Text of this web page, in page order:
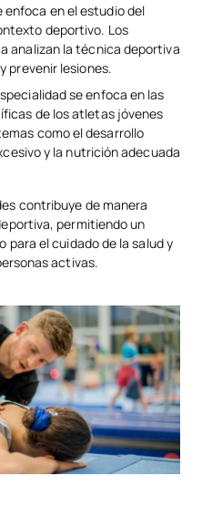
enfoca en el estudio del
deportivo. Los
analizan la técnica deportiva
prevenir lesiones.
se enfoca en las
de los atletas jóvenes
como el desarrollo
y la nutrición adecuada
contribuye de manera
permitiendo un
para el cuidado de la salud y
activas.